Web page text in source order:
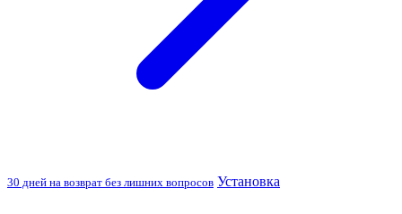
30 дней на возврат без лишних вопросов Установка